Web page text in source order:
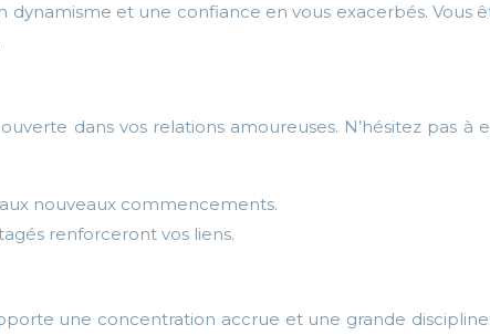
dynamisme et une confiance en vous exacerbés.
dans vos relations amoureuses. N’hésitez pas à
nouveaux commencements.
renforceront vos liens.
une concentration accrue et une grande